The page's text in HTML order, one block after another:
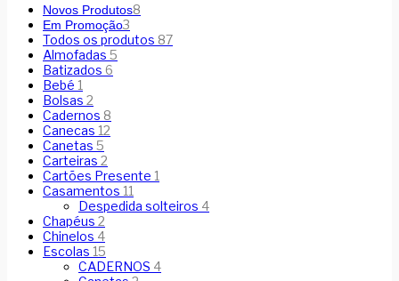
Novos Produtos8
Em Promoção3
Todos os produtos 87
Almofadas 5
Batizados 6
Bebé 1
Bolsas 2
Cadernos 8
Canecas 12
Canetas 5
Carteiras 2
Cartões Presente 1
Casamentos 11
Despedida solteiros 4
Chapéus 2
Chinelos 4
Escolas 15
CADERNOS 4